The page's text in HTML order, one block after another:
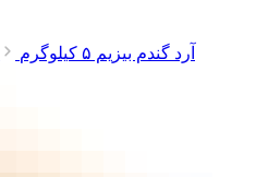
آرد گندم بیزیم ۵ کیلوگرم